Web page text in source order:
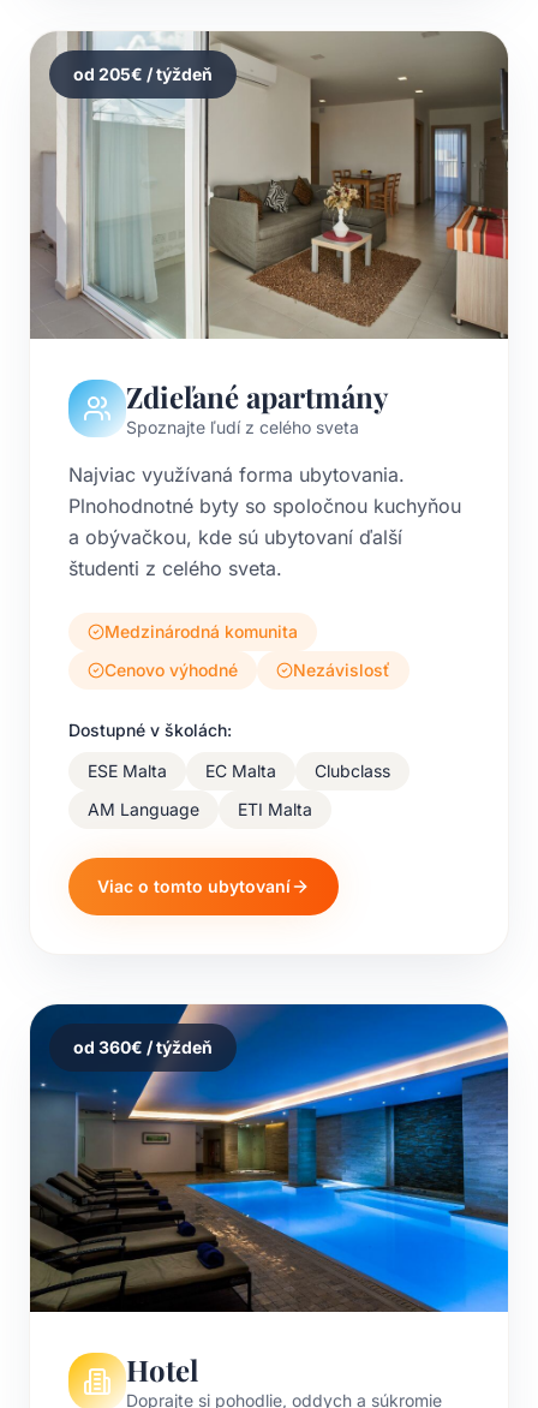
od 205€ / týždeň
Zdieľané apartmány
Spoznajte ľudí z celého sveta
Najviac využívaná forma ubytovania.
Plnohodnotné byty so spoločnou kuchyňou
a obývačkou, kde sú ubytovaní ďalší
študenti z celého sveta.
Medzinárodná komunita
Cenovo výhodné
Nezávislosť
Dostupné v školách:
ESE Malta
EC Malta
Clubclass
AM Language
ETI Malta
Viac o tomto ubytovaní
od 360€ / týždeň
Hotel
Doprajte si pohodlie, oddych a súkromie